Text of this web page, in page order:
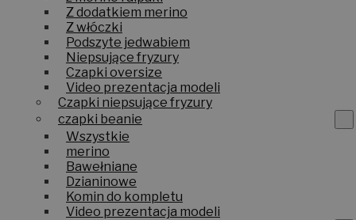
Z dodatkiem merino
Z włóczki
Podszyte jedwabiem
Niepsujące fryzury
Czapki oversize
Video prezentacja modeli
Czapki niepsujące fryzury
czapki beanie
Wszystkie
merino
Bawełniane
Dzianinowe
Komin do kompletu
Video prezentacja modeli